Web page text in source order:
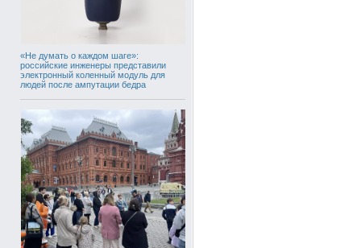
«Не думать о каждом шаге»:
российские инженеры представили
электронный коленный модуль для
людей после ампутации бедра